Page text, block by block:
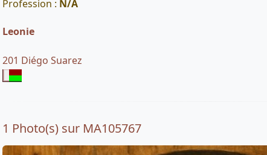
Profession : N/A
Leonie
201 Diégo Suarez
1 Photo(s) sur MA105767